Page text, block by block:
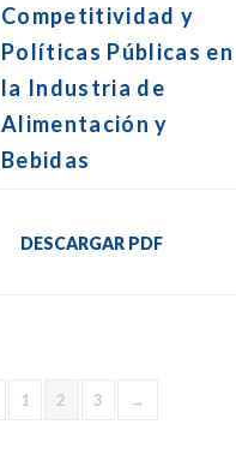
Competitividad y
Políticas Públicas en
la Industria de
Alimentación y
Bebidas
DESCARGAR PDF
1 2 3 →